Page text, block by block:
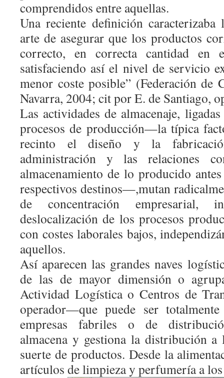
comprendidos entre aquellas.
Una reciente definición caracterizaba
arte de asegurar que los productos
correcto, en correcta cantidad en
satisfaciendo así el nivel de servicio
menor coste posible” (Federación de
Navarra, 2004; cit por E. de Santiago,
Las actividades de almacenaje,
procesos de producción—la típica
recinto el diseño y la
administración y las relaciones
almacenamiento de lo producido
respectivos destinos—,mutan
de concentración empresarial,
deslocalización de los procesos
con costes laborales bajos,
aquellos.
Así aparecen las grandes naves
de las de mayor dimensión o
Actividad Logística o Centros de
operador—que puede ser
empresas fabriles o de
almacena y gestiona la distribución
suerte de productos. Desde la
artículos de limpieza y perfumería a